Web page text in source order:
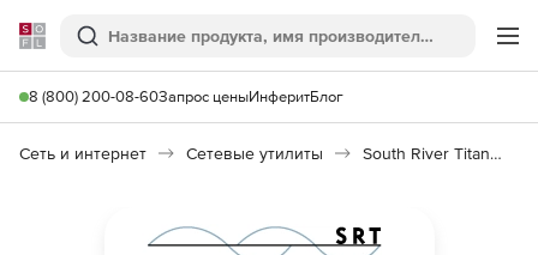
Softline
Поиск
8 (800) 200-08-60Запрос ценыИнферитБлог
Сеть и интернет Сетевые утилиты South River Titan FTP